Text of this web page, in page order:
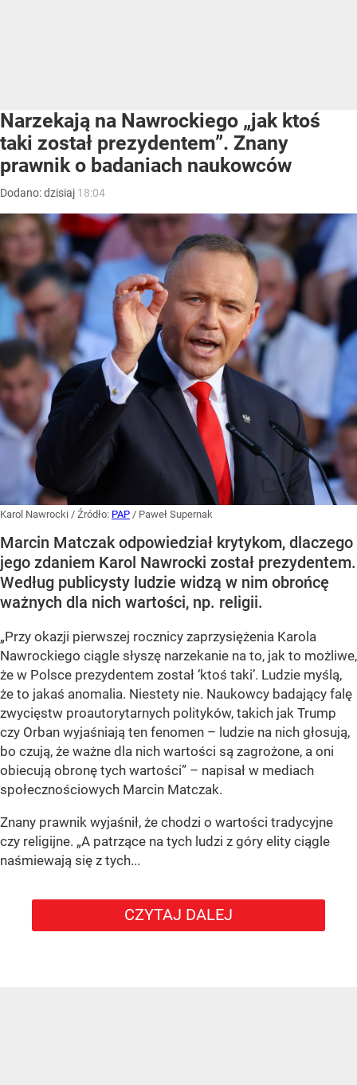
Narzekają na Nawrockiego „jak ktoś
taki został prezydentem”. Znany
prawnik o badaniach naukowców
Dodano:dzisiaj 18:04
Karol Nawrocki / Źródło: PAP / Paweł Supernak
Marcin Matczak odpowiedział krytykom, dlaczego
jego zdaniem Karol Nawrocki został prezydentem.
Według publicysty ludzie widzą w nim obrońcę
ważnych dla nich wartości, np. religii.
„Przy okazji pierwszej rocznicy zaprzysiężenia Karola
Nawrockiego ciągle słyszę narzekanie na to, jak to możliwe,
że w Polsce prezydentem został ‘ktoś taki’. Ludzie myślą,
że to jakaś anomalia. Niestety nie. Naukowcy badający falę
zwycięstw proautorytarnych polityków, takich jak Trump
czy Orban wyjaśniają ten fenomen – ludzie na nich głosują,
bo czują, że ważne dla nich wartości są zagrożone, a oni
obiecują obronę tych wartości” – napisał w mediach
społecznościowych Marcin Matczak.
Znany prawnik wyjaśnił, że chodzi o wartości tradycyjne
czy religijne. „A patrzące na tych ludzi z góry elity ciągle
naśmiewają się z tych...
CZYTAJ DALEJ